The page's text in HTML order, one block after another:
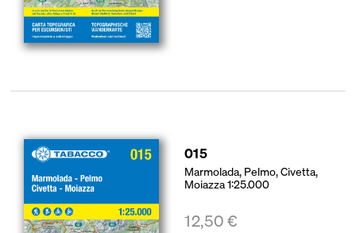
015
Marmolada, Pelmo, Civetta,
Moiazza 1:25.000
12,50€